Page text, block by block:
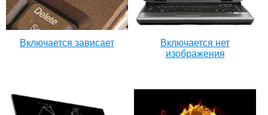
Включается зависает
Включается нет
изображения